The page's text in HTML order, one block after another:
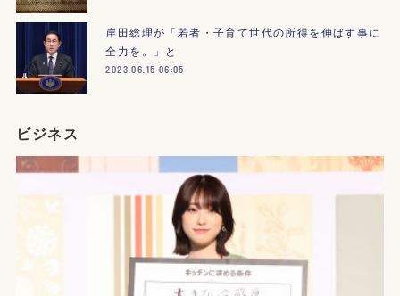
岸田総理が「若者・子育て世代の所得を伸ばす事に
全力を。」と
2023.06.15 06:05
ビジネス